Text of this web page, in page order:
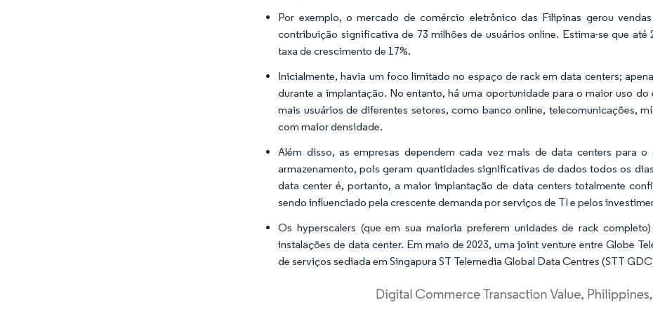
Por exemplo, o mercado de comércio eletrônico das Filipinas gerou
contribuição significativa de 73 milhões de usuários online. Estima-se que até
taxa de crescimento de 17%.
Inicialmente, havia um foco limitado no espaço de rack em data centers;
durante a implantação. No entanto, há uma oportunidade para o maior uso
mais usuários de diferentes setores, como banco online, telecomunicações,
com maior densidade.
Além disso, as empresas dependem cada vez mais de data centers para
armazenamento, pois geram quantidades significativas de dados todos os
data center é, portanto, a maior implantação de data centers totalmente
sendo influenciado pela crescente demanda por serviços de TI e pelos
Os hyperscalers (que em sua maioria preferem unidades de rack
instalações de data center. Em maio de 2023, uma joint venture entre Globe
de serviços sediada em Singapura ST Telemedia Global Data Centres (STT